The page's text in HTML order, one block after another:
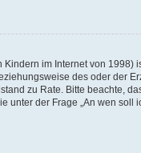
im Internet von 1998)
des oder der
zu Rate. Bitte beachte,
der Frage „An wen soll